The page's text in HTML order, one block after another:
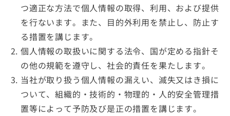
つ適正な方法で個人情報の取得、利用、および提供
を行ないます。また、目的外利用を禁止し、防止す
る措置を講じます。
個人情報の取扱いに関する法令、国が定める指針そ
の他の規範を遵守し、社会的責任を果たします。
当社が取り扱う個人情報の漏えい、滅失又はき損に
ついて、組織的・技術的・物理的・人的安全管理措
置等によって予防及び是正の措置を講じます。